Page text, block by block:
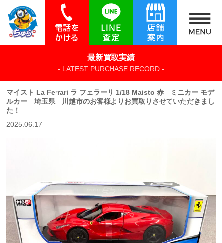
最新買取実績
- LATEST PURCHASE RECORD -
マイスト La Ferrari ラ フェラーリ 1/18 Maisto 赤 ミニカー モデ
ルカー 埼玉県 川越市のお客様よりお買取りさせていただきまし
た！
2025.06.17